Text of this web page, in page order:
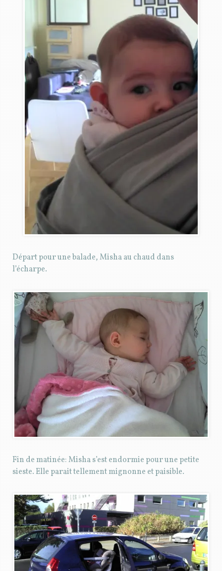
Départ pour une balade, Misha au chaud dans
l’écharpe.
Fin de matinée: Misha s’est endormie pour une petite
sieste. Elle parait tellement mignonne et paisible.